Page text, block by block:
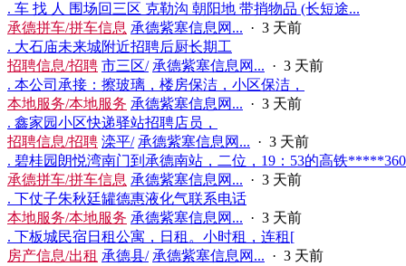
. 车 找 人 围场回三区 克勒沟 朝阳地 带捎物品 (长短途...
承德拼车/拼车信息 承德紫塞信息网... · 3 天前
. 大石庙未来城附近招聘后厨长期工
招聘信息/招聘 市三区/ 承德紫塞信息网... · 3 天前
. 本公司承接：擦玻璃，楼房保洁，小区保洁，
本地服务/本地服务 承德紫塞信息网... · 3 天前
. 鑫家园小区快递驿站招聘店员，
招聘信息/招聘 滦平/ 承德紫塞信息网... · 3 天前
. 碧桂园朗悦湾南门到承德南站，二位，19：53的高铁
承德拼车/拼车信息 承德紫塞信息网... · 3 天前
. 下仗子朱秋廷罐德惠液化气联系电话
本地服务/本地服务 承德紫塞信息网... · 3 天前
. 下板城民宿‬日租公寓，日租。小时租，连租[
房产信息/出租 承德县/ 承德紫塞信息网... · 3 天前